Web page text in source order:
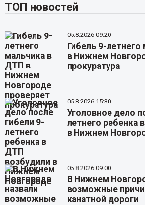
ТОП новостей
05.8.2026 09:20
Гибель 9-
в Нижнем
прокуратура
05.8.2026 15:30
Уголовное дело
летнего ребенка
в Нижнем
05.8.2026 09:00
В Нижнем
возможные
канатной дороги